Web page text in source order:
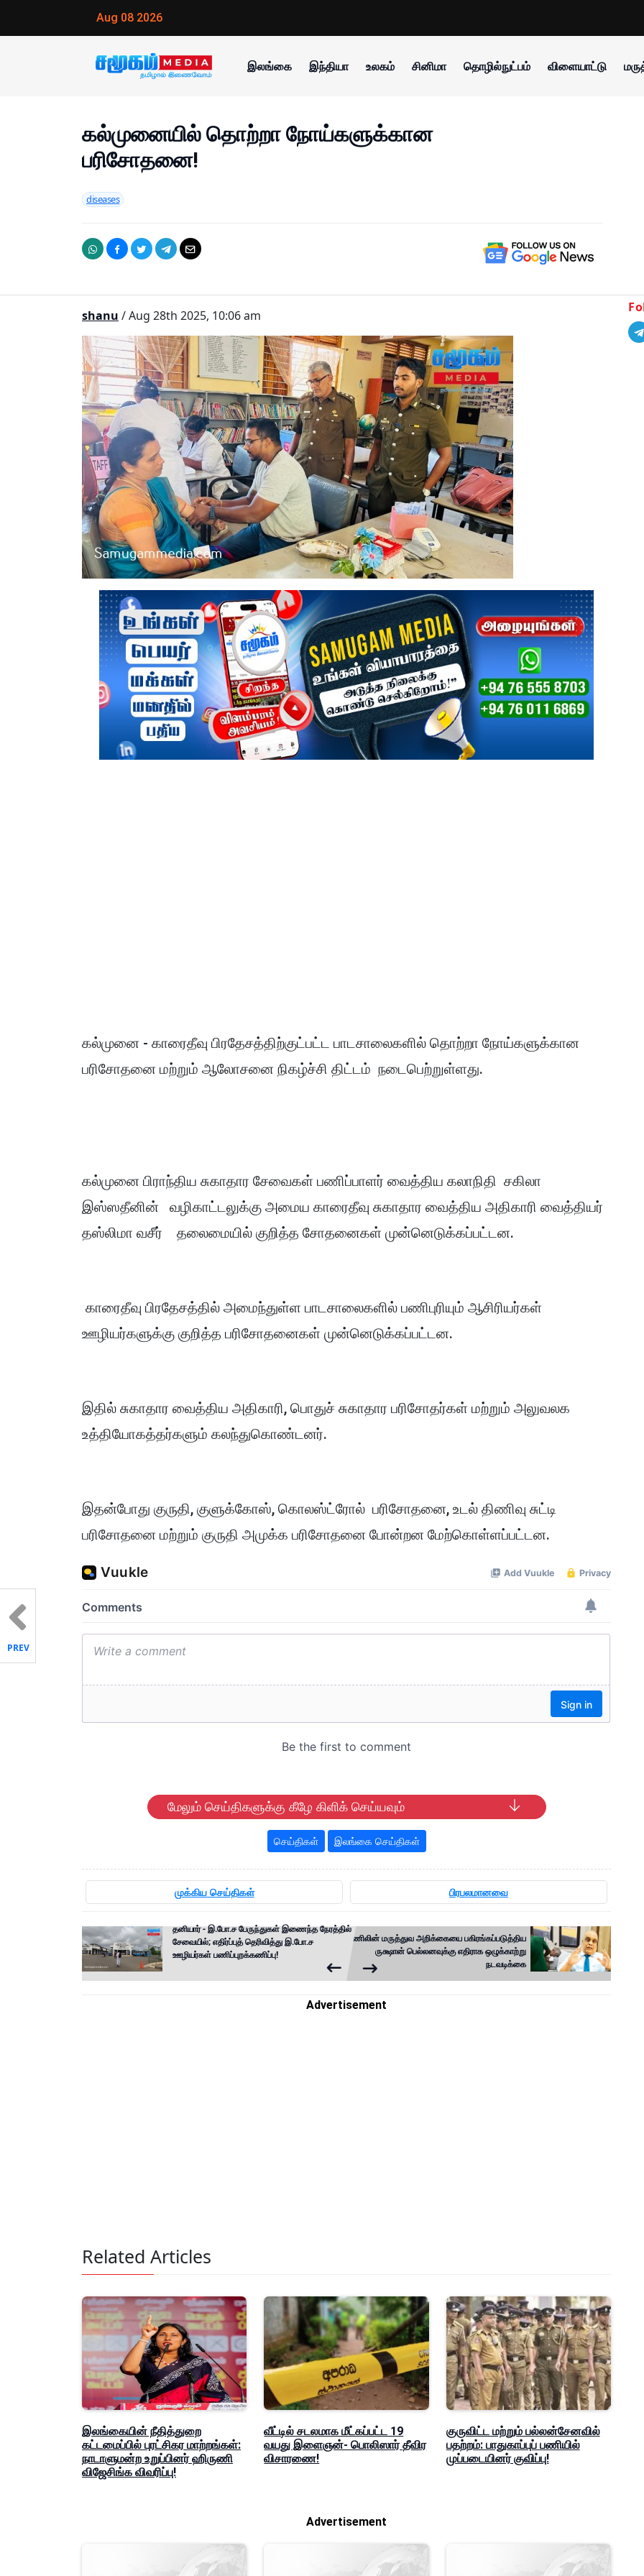
Aug 08 2026
இலங்கை இந்தியா உலகம் சினிமா தொழில்நுட்பம் விளையாட்டு
கல்முனையில் தொற்றா நோய்களுக்கான
பரிசோதனை!
diseases
shanu / Aug 28th 2025, 10:06 am
கல்முனை - காரைதீவு பிரதேசத்திற்குட்பட்ட பாடசாலைகளில் தொற்றா நோய்களுக்கான
பரிசோதனை மற்றும் ஆலோசனை நிகழ்ச்சி திட்டம் நடைபெற்றுள்ளது.
கல்முனை பிராந்திய சுகாதார சேவைகள் பணிப்பாளர் வைத்திய கலாநிதி சகிலா
இஸ்ஸதீனின் வழிகாட்டலுக்கு அமைய காரைதீவு சுகாதார வைத்திய அதிகாரி வைத்தியர்
தஸ்லிமா வசீர் தலைமையில் குறித்த சோதனைகள் முன்னெடுக்கப்பட்டன.
காரைதீவு பிரதேசத்தில் அமைந்துள்ள பாடசாலைகளில் பணிபுரியும் ஆசிரியர்கள்
ஊழியர்களுக்கு குறித்த பரிசோதனைகள் முன்னெடுக்கப்பட்டன.
இதில் சுகாதார வைத்திய அதிகாரி, பொதுச் சுகாதார பரிசோதர்கள் மற்றும் அலுவலக
உத்தியோகத்தர்களும் கலந்துகொண்டனர்.
இதன்போது குருதி, குளுக்கோஸ், கொலஸ்ட்ரோல் பரிசோதனை, உடல் திணிவு சுட்டி
பரிசோதனை மற்றும் குருதி அமுக்க பரிசோதனை போன்றன மேற்கொள்ளப்பட்டன.
மேலும் செய்திகளுக்கு கீழே கிளிக் செய்யவும்
செய்திகள் இலங்கை செய்திகள்
முக்கிய செய்திகள் பிரபலமானவை
தனியார் - இ.போ.ச பேருந்துகள் இணைந்த நேரத்தில்
சேவையில்; எதிர்ப்புத் தெரிவித்து இ.போ.ச
ஊழியர்கள் பணிப்புறக்கணிப்பு!
ரணிலின் மருத்துவ அறிக்கையை பகிரங்கப்படுத்திய
ருக்ஷான் பெல்லனவுக்கு எதிராக ஒழுக்காற்று
நடவடிக்கை
PREV
Advertisement
Related Articles
இலங்கையின் நீதித்துறை
கட்டமைப்பில் புரட்சிகர மாற்றங்கள்:
நாடாளுமன்ற உறுப்பினர் ஹிருணி
விஜேசிங்க விவரிப்பு!
வீட்டில் சடலமாக மீட்கப்பட்ட 19
வயது இளைஞன்- பொலிஸார் தீவிர
விசாரணை!
குருவிட்ட மற்றும் பல்லன்சேனவில்
பதற்றம்: பாதுகாப்புப் பணியில்
முப்படையினர் குவிப்பு!
Advertisement